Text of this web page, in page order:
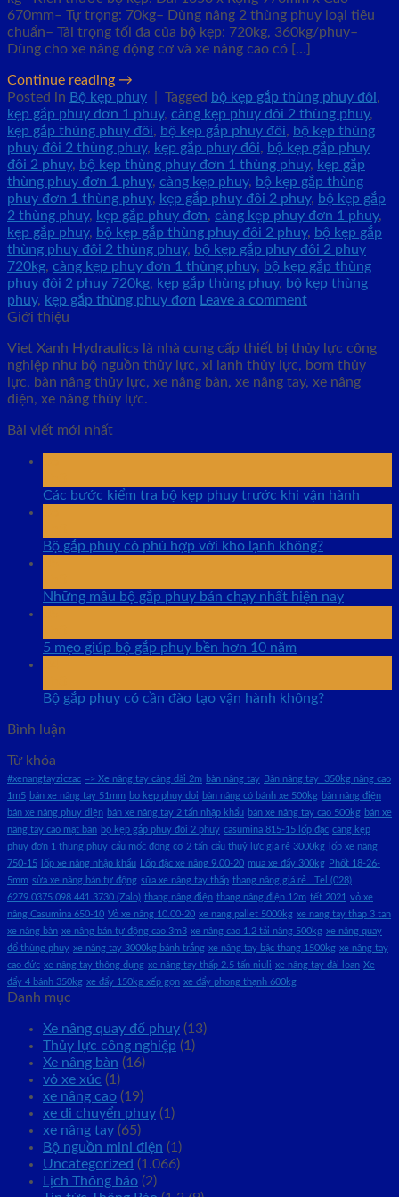
670mm– Tự trọng: 70kg– Dùng nâng 2 thùng phuy loại tiêu
chuẩn– Tải trọng tối đa của bộ kẹp: 720kg, 360kg/phuy–
Dùng cho xe nâng động cơ và xe nâng cao có […]
Continue reading →
Posted in Bộ kẹp phuy Tagged bộ kẹp gắp thùng phuy đôi,
kẹp gắp phuy đơn 1 phuy, càng kẹp phuy đôi 2 thùng phuy,
kẹp gắp thùng phuy đôi, bộ kẹp gắp phuy đôi, bộ kẹp thùng
phuy đôi 2 thùng phuy, kẹp gắp phuy đôi, bộ kẹp gắp phuy
đôi 2 phuy, bộ kẹp thùng phuy đơn 1 thùng phuy, kẹp gắp
thùng phuy đơn 1 phuy, càng kẹp phuy, bộ kẹp gắp thùng
phuy đơn 1 thùng phuy, kẹp gắp phuy đôi 2 phuy, bộ kẹp gắp
2 thùng phuy, kẹp gắp phuy đơn, càng kẹp phuy đơn 1 phuy,
kẹp gắp phuy, bộ kẹp gắp thùng phuy đôi 2 phuy, bộ kẹp gắp
thùng phuy đôi 2 thùng phuy, bộ kẹp gắp phuy đôi 2 phuy
720kg, càng kẹp phuy đơn 1 thùng phuy, bộ kẹp gắp thùng
phuy đôi 2 phuy 720kg, kẹp gắp thùng phuy, bộ kẹp thùng
phuy, kẹp gắp thùng phuy đơn Leave a comment
Giới thiệu
Viet Xanh Hydraulics là nhà cung cấp thiết bị thủy lực công
nghiệp như bộ nguồn thủy lực, xi lanh thủy lực, bơm thủy
lực, bàn nâng thủy lực, xe nâng bàn, xe nâng tay, xe nâng
điện, xe nâng thủy lực.
Bài viết mới nhất
Các bước kiểm tra bộ kẹp phuy trước khi vận hành
Bộ gắp phuy có phù hợp với kho lạnh không?
Những mẫu bộ gắp phuy bán chạy nhất hiện nay
5 mẹo giúp bộ gắp phuy bền hơn 10 năm
Bộ gắp phuy có cần đào tạo vận hành không?
Bình luận
Từ khóa
#xenangtayziczac => Xe nâng tay càng dài 2m bàn nâng tay Bàn nâng tay 350kg nâng cao
1m5 bán xe nâng tay 51mm bo kep phuy doi bàn nâng có bánh xe 500kg bàn nâng điện
bán xe nâng phuy điện bán xe nâng tay 2 tấn nhập khẩu bán xe nâng tay cao 500kg bán xe
nâng tay cao mặt bàn bộ kẹp gắp phuy đôi 2 phuy casumina 815-15 lốp đặc càng kẹp
phuy đơn 1 thùng phuy cẩu mốc động cơ 2 tấn cẩu thuỷ lực giá rẻ 3000kg
lốp xe nâng
750-15
lốp xe nâng nhập khẩu Lốp đặc xe nâng 9.00-20 mua xe đẩy 300kg Phốt 18-26-
5mm sửa xe nâng bán tự động sữa xe nâng tay thấp thang nâng giá rẻ.. Tel (028)
6279.0375 098.441.3730 (Zalo) thang nâng điện thang nâng điện 12m tết 2021 vỏ xe
nâng Casumina 650-10 Vỏ xe nâng 10.00-20 xe nang pallet 5000kg xe nang tay thap 3 tan
xe nâng bàn xe nâng bán tự động cao 3m3 xe nâng cao 1.2 tải nâng 500kg xe nâng quay
đổ thùng phuy xe nâng tay 3000kg bánh trắng xe nâng tay bậc thang 1500kg xe nâng tay
cao đức xe nâng tay thông dụng xe nâng tay thấp 2.5 tấn niuli xe nâng tay đài loan Xe
đẩy 4 bánh 350kg xe đẩy 150kg xếp gọn xe đẩy phong thạnh 600kg
Danh mục
Xe nâng quay đổ phuy (13)
Thủy lực công nghiệp (1)
Xe nâng bàn (16)
vỏ xe xúc (1)
xe nâng cao (19)
xe di chuyển phuy (1)
xe nâng tay (65)
Bộ nguồn mini điện (1)
Uncategorized (1.066)
Lịch Thông báo (2)